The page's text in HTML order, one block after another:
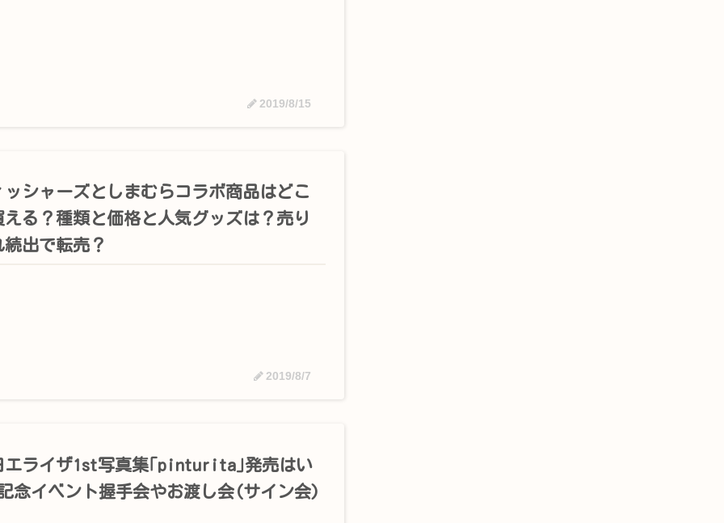
2019/8/15
ッシャーズとしまむらコラボ商品はどこ
える？種類と価格と人気グッズは？売り
続出で転売？
2019/8/7
エライザ1st写真集｢pinturita｣発売はい
念イベント握手会やお渡し会(サイン会)